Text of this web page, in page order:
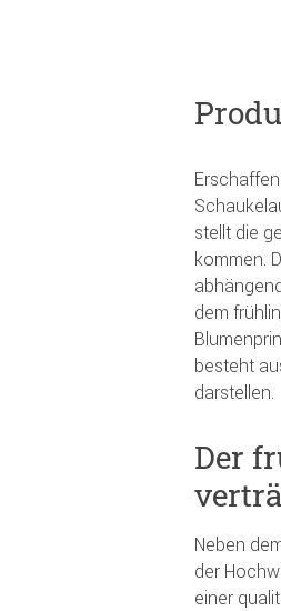
stellt die
kommen.
dem
besteht
darstellen.
Der
Neben
der
einer